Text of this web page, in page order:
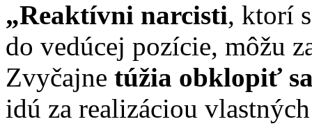
„Reaktívni narcisti, ktorí
do vedúcej pozície, môžu
Zvyčajne túžia obklopiť
idú za realizáciou